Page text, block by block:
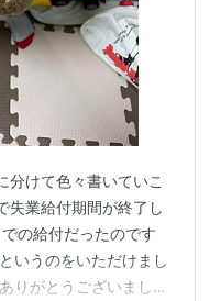
分けて色々書いていこ
失業給付期間が終了し
の給付だったのです
いうのをいただけまし
りがとうございまし